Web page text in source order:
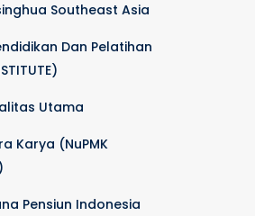
Southeast Asia
Dan Pelatihan
Utama
Karya (NuPMK
Pensiun Indonesia